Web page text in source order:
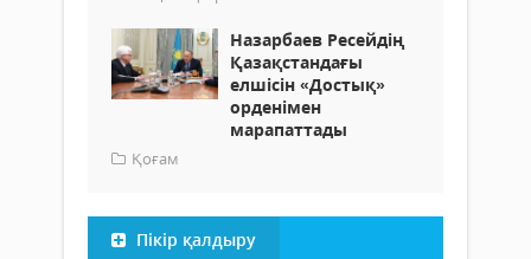
Назарбаев Ресейдің
Қазақстандағы
елшісін «Достық»
орденімен
марапаттады
Қоғам
Пікір қалдыру